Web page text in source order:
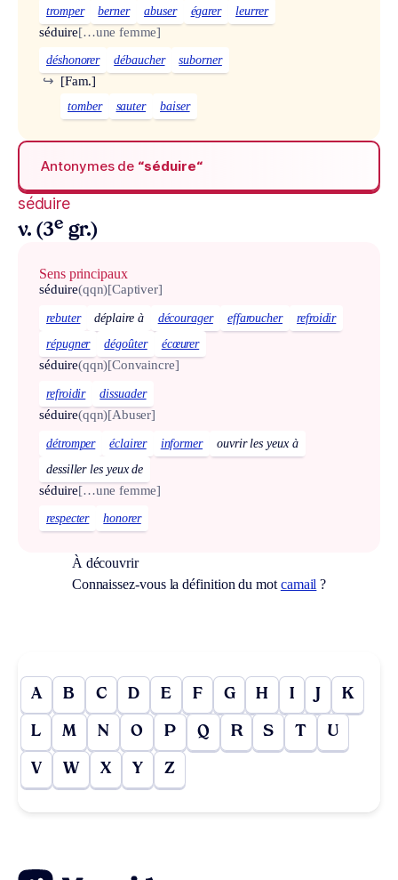
tromper berner abuser égarer leurrer
séduire[…une femme]
déshonorer débaucher suborner
[Fam.]
↪
tomber sauter baiser
Antonymes de “séduire“
séduire
v. (3e gr.)
Sens principaux
séduire(qqn)[Captiver]
rebuter déplaire à décourager effaroucher
refroidir
répugner
dégoûter écœurer
séduire(qqn)[Convaincre]
refroidir dissuader
séduire(qqn)[Abuser]
détromper éclairer informer
ouvrir les yeux à
dessiller les yeux de
séduire[…une femme]
respecter honorer
À découvrir
Connaissez-vous la définition du motcamail ?
A B C D E F G H I J K
L M N O P Q R S T U
V W X Y Z